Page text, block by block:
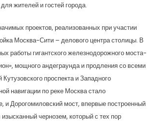
жителей и гостей города.
проектов, реализованных при участии
Москва-Сити – делового центра столицы. В
работы гигантского железнодорожного моста-
мощного андеграунда и продления со всеми
проспекта и Западного
навигации по реке Москва стало
и Дорогомиловский мост, впервые построенный
чернозем, который с тех пор